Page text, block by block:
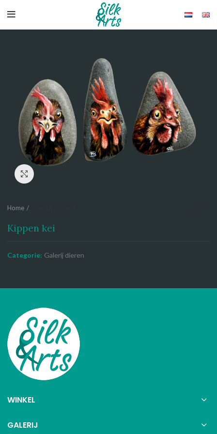
Home
Kippen kei
Categorie: Galerij dieren
WINKEL
GALERIJ